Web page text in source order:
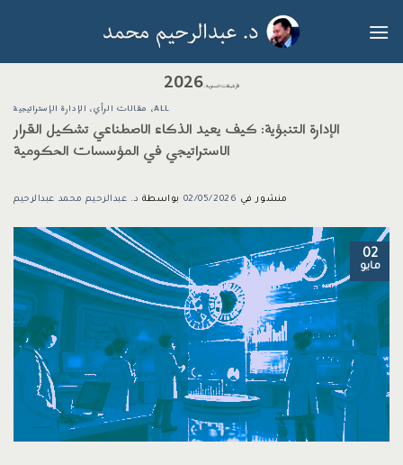
للمحتوى
الأرشيفات السنوية:2026
ALL، مقالات الرأي، الإدارة الإستراتيجية
الإدارة التنبؤية: كيف يعيد الذكاء الاصطناعي تشكيل القرار
الاستراتيجي في المؤسسات الحكومية
منشور في 02/05/2026 بواسطة د. عبدالرحيم محمد عبدالرحيم
02
مايو